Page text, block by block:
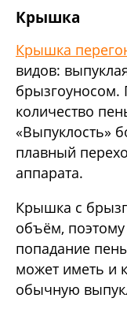
Крышка
Крышка
видов:
брызгоуносом.
количество
«Выпуклость»
плавный
аппарата.
Крышка с
объём,
попадание
может иметь и
обычную